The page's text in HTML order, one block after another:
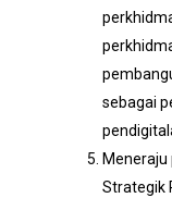
sebagai
Strategik